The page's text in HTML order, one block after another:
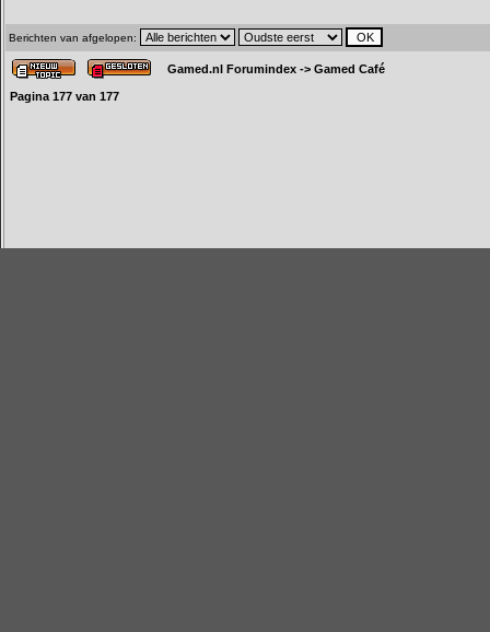
Berichten van afgelopen:
Gamed.nl Forumindex -> Gamed Café
Pagina 177 van 177